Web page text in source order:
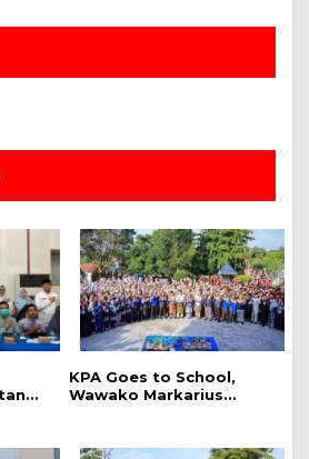
‎KPA Goes to School,
‎Wawako Markarius
Kalangan Pelajar